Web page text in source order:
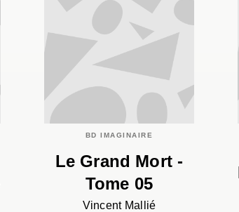
BD IMAGINAIRE
Le Grand Mort -
Tome 05
Vincent Mallié